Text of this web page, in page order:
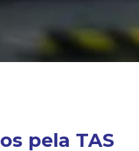
pela TAS